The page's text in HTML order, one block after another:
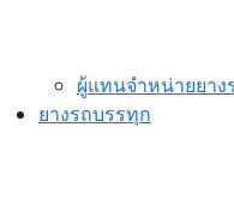
ผู้แทนจำหน่ายยา
ยางรถบรรทุก